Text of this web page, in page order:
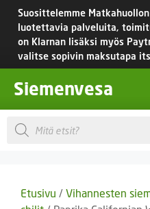
Siirry
sisältöön
Suosittelemme
luotettavia palveluita,
on Klarnan lisäksi myös
valitse sopivin maksutapa
Siemenvesa
Products
search
Etusivu / Vihannesten